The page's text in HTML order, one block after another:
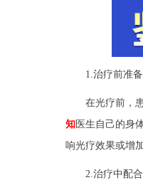
1.治疗前准备
在光疗前，患
知 医生自己的身
响光疗效果或增
2.治疗中配合